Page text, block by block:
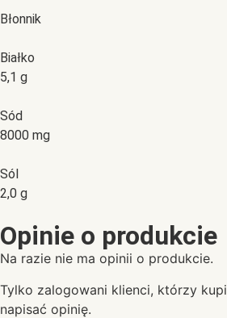
Błonnik
Białko
5,1 g
Sód
8000 mg
Sól
2,0 g
Opinie o produkcie
Na razie nie ma opinii o produkcie.
Tylko zalogowani klienci, którzy
napisać opinię.